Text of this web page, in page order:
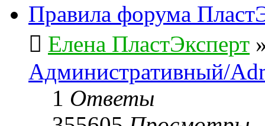
Правила форума
Елена ПластЭксперт
Административный/
1 Ответы